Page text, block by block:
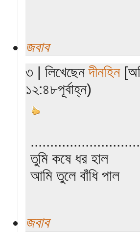
জবাব
৩ | লিখেছেনদীনহিন
১২:৪৮পূর্বাহ্ন)
তুমি কষে ধর হাল
আমি তুলে বাঁধি পাল
জবাব